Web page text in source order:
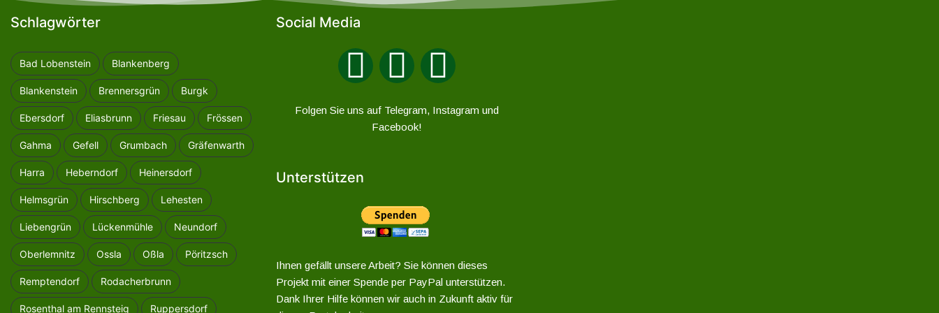
Schlagwörter
Bad Lobenstein Blankenberg
Blankenstein Brennersgrün Burgk
Ebersdorf Eliasbrunn Friesau Frössen
Gahma Gefell Grumbach Gräfenwarth
Harra Heberndorf Heinersdorf
Helmsgrün Hirschberg Lehesten
Liebengrün Lückenmühle Neundorf
Oberlemnitz Ossla Oßla Pöritzsch
Remptendorf Rodacherbrunn
Rosenthal am Rennsteig Ruppersdorf
Social Media
Folgen Sie uns auf Telegram, Instagram und
Facebook!
Unterstützen
Ihnen gefällt unsere Arbeit? Sie können dieses
Projekt mit einer Spende per PayPal unterstützen.
Dank Ihrer Hilfe können wir auch in Zukunft aktiv für